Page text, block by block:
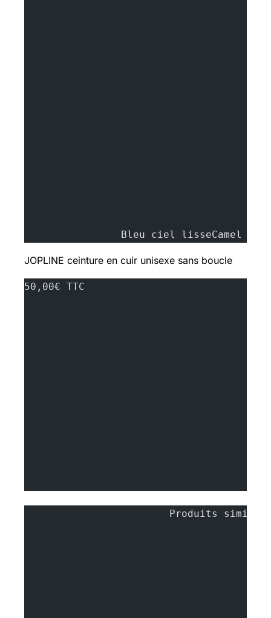
Bleu ciel lisseCamel
JOPLINE ceinture en cuir unisexe sans boucle
50,00€ TTC